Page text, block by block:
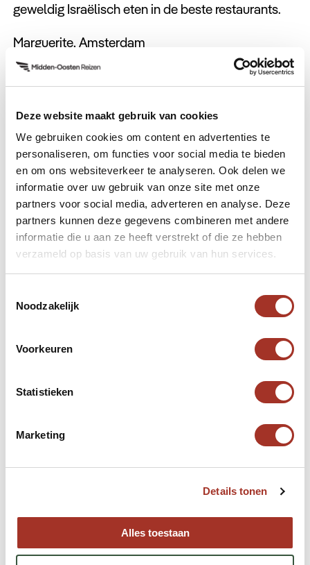
Deze website maakt gebruik van cookies
We gebruiken cookies om content en advertenties te
personaliseren, om functies voor social media te bieden
en om ons websiteverkeer te analyseren. Ook delen we
informatie over uw gebruik van onze site met onze
partners voor social media, adverteren en analyse. Deze
partners kunnen deze gegevens combineren met andere
informatie die u aan ze heeft verstrekt of die ze hebben
verzameld op basis van uw gebruik van hun services.
Noodzakelijk
Voorkeuren
Statistieken
Marketing
Details tonen
Alles toestaan
geweldig Israëlisch eten in de beste restaurants.
Marguerite, Amsterdam
Hulp nodig bij uw zoektocht
naar een volgende reis?
Neem contact met ons op.
Neem contact op